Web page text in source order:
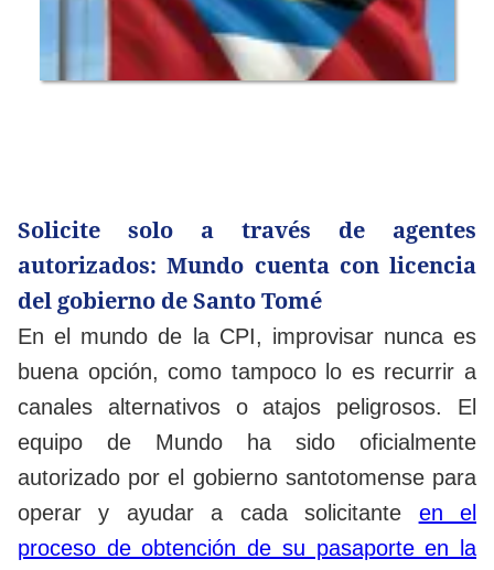
Solicite solo a través de agentes
autorizados: Mundo cuenta con licencia
del gobierno de Santo Tomé
En el mundo de la CPI, improvisar nunca es
buena opción, como tampoco lo es recurrir a
canales alternativos o atajos peligrosos. El
equipo de Mundo ha sido oficialmente
autorizado por el gobierno santotomense para
operar y ayudar a cada solicitante en el
proceso de obtención de su pasaporte en la